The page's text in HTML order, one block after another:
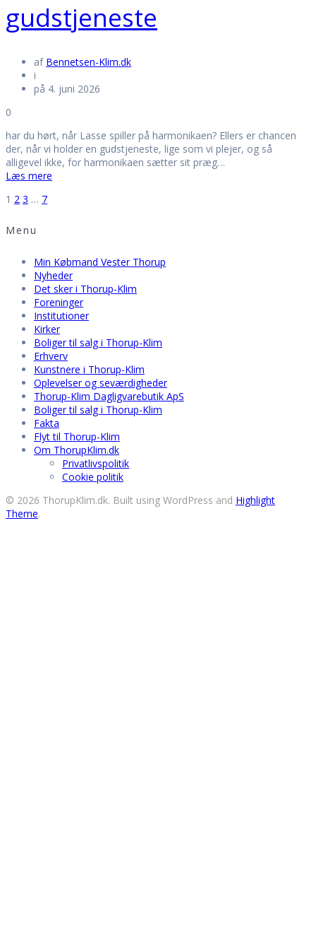
gudstjeneste
af Bennetsen-Klim.dk
i
på 4. juni 2026
0
har du hørt, når Lasse spiller på harmonikaen? Ellers er chancen
der, når vi holder en gudstjeneste, lige som vi plejer, og så
alligevel ikke, for harmonikaen sætter sit præg…
Læs mere
Navigation
til
indlæg
Side
1 Side
2 Side
3 … Side
7
Menu
Min Købmand Vester Thorup
Nyheder
Det sker i Thorup-Klim
Foreninger
Institutioner
Kirker
Boliger til salg i Thorup-Klim
Erhverv
Kunstnere i Thorup-Klim
Oplevelser og seværdigheder
Thorup-Klim Dagligvarebutik ApS
Boliger til salg i Thorup-Klim
Fakta
Flyt til Thorup-Klim
Om ThorupKlim.dk
Privatlivspolitik
Cookie politik
© 2026 ThorupKlim.dk. Built using WordPress and Highlight
Theme.